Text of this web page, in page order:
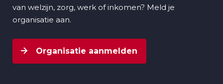
van welzijn, zorg, werk of inkomen? Meld je
organisatie aan.
Organisatie aanmelden